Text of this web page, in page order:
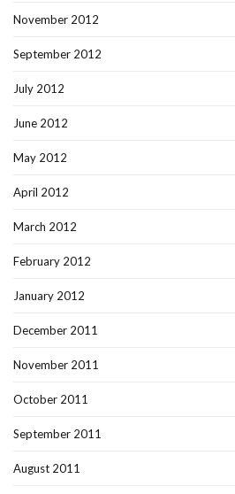
November 2012
September 2012
July 2012
June 2012
May 2012
April 2012
March 2012
February 2012
January 2012
December 2011
November 2011
October 2011
September 2011
August 2011